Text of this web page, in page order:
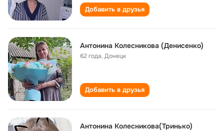
Добавить в друзья
Антонина Колесникова (Денисенко)
62 года,Донецк
Добавить в друзья
Антонина Колесникова(Тринько)